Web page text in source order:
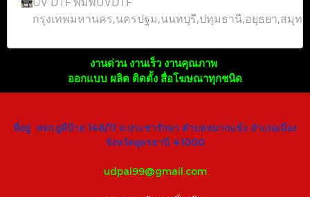
กรุงเทพมหานคร,นครปฐม,นนทบุรี,ปทุมธานี,อยุธยา,สมุท
งานด่วน งานเร็ว งานคุณภาพ
ออกแบบ ผลิต ติดตั้ง สื่อโฆษณาทุกชนิด
ที่อยู่ หจก.ยูดีป้าย 148/11 ถ.ประชารักษา ตำบลหมากแข้ง อำเภอเมือง
จังหวัดอุดรธานี 41000
udpai99@gmail.com